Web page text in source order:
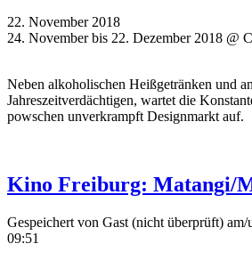
22. November 2018
24. November bis 22. Dezember 2018 @
Neben alkoholischen Heißgetränken und
Jahreszeitverdächtigen, wartet die
powschen unverkrampft Designmarkt auf.
Kino Freiburg: Matangi/
Gespeichert von Gast (nicht überprüft) am/
09:51